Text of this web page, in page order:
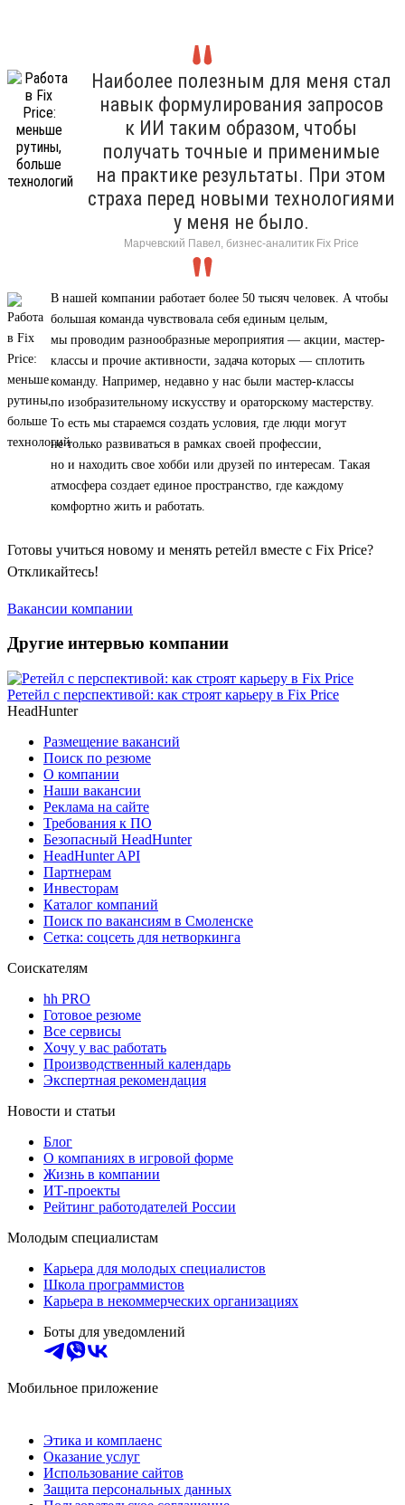
Наиболее полезным для меня стал
навык формулирования запросов
к ИИ таким образом, чтобы
получать точные и применимые
на практике результаты. При этом
страха перед новыми технологиями
у меня не было.
Марчевский Павел, бизнес-аналитик Fix Price
В нашей компании работает более 50 тысяч человек. А чтобы
большая команда чувствовала себя единым целым,
мы проводим разнообразные мероприятия — акции, мастер-
классы и прочие активности, задача которых — сплотить
команду. Например, недавно у нас были мастер-классы
по изобразительному искусству и ораторскому мастерству.
То есть мы стараемся создать условия, где люди могут
не только развиваться в рамках своей профессии,
но и находить свое хобби или друзей по интересам. Такая
атмосфера создает единое пространство, где каждому
комфортно жить и работать.
Готовы учиться новому и менять ретейл вместе с Fix Price?
Откликайтесь!
Вакансии компании
Другие интервью компании
Ретейл с перспективой: как строят карьеру в Fix Price
HeadHunter
Размещение вакансий
Поиск по резюме
О компании
Наши вакансии
Реклама на сайте
Требования к ПО
Безопасный HeadHunter
HeadHunter API
Партнерам
Инвесторам
Каталог компаний
Поиск по вакансиям в Смоленске
Сетка: соцсеть для нетворкинга
Соискателям
hh PRO
Готовое резюме
Все сервисы
Хочу у вас работать
Производственный календарь
Экспертная рекомендация
Новости и статьи
Блог
О компаниях в игровой форме
Жизнь в компании
ИТ-проекты
Рейтинг работодателей России
Молодым специалистам
Карьера для молодых специалистов
Школа программистов
Карьера в некоммерческих организациях
Боты для уведомлений
Мобильное приложение
Этика и комплаенс
Оказание услуг
Использование сайтов
Защита персональных данных